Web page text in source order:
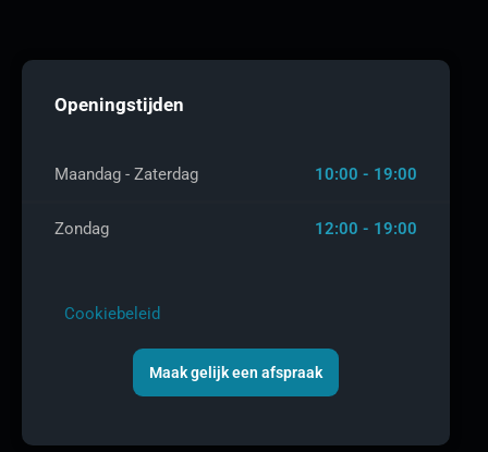
Openingstijden
Maandag - Zaterdag 10:00 - 19:00
Zondag 12:00 - 19:00
Cookiebeleid
Maak gelijk een afspraak